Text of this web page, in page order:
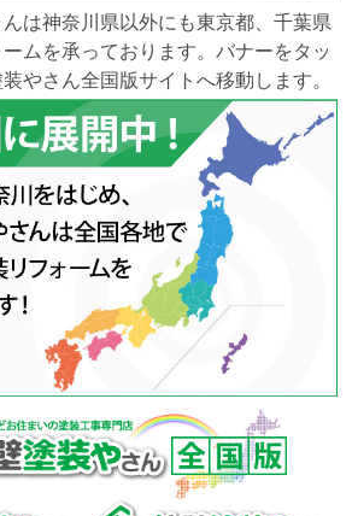
は神奈川県以外にも東京都、千葉県
ムを承っております。バナーをタッ
やさん全国版サイトへ移動します。